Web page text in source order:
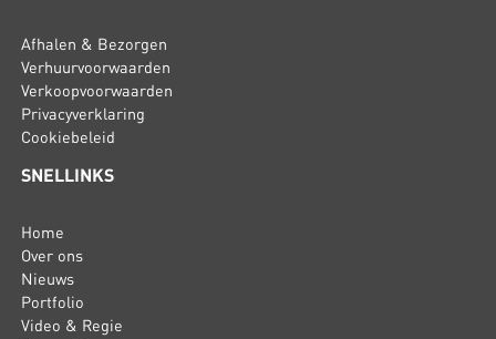
Afhalen & Bezorgen
Verhuurvoorwaarden
Verkoopvoorwaarden
Privacyverklaring
Cookiebeleid
SNELLINKS
Home
Over ons
Nieuws
Portfolio
Video & Regie